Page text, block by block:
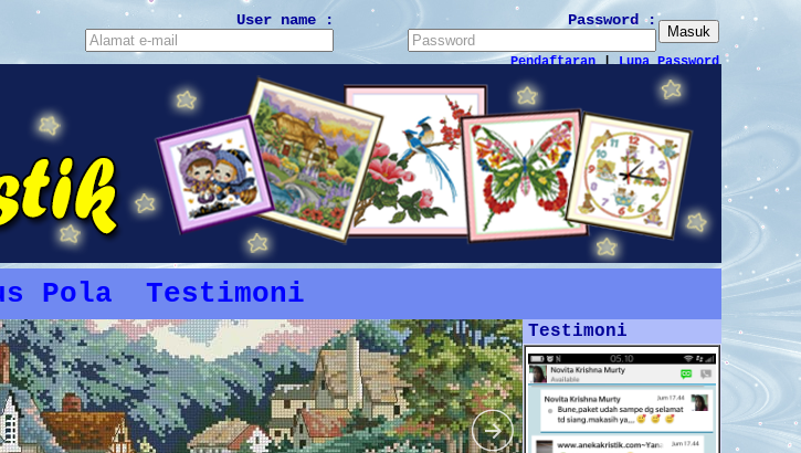
User name : Password :
Pendaftaran|Lupa Password
Pola Testimoni
Testimoni